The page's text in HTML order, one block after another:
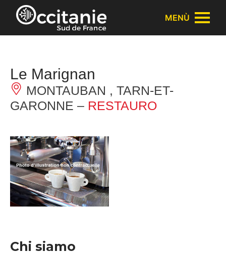
Pannello di gestione dei cookies
MENÙ
Le Marignan
MONTAUBAN , TARN-ET-
GARONNE – RESTAURO
Chi siamo